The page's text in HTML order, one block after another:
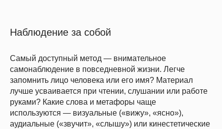
Наблюдение за собой
Самый доступный метод — внимательное
самонаблюдение в повседневной жизни. Легче
запомнить лицо человека или его имя? Материал
лучше усваивается при чтении, слушании или работе
руками? Какие слова и метафоры чаще
используются — визуальные («вижу», «ясно»),
аудиальные («звучит», «слышу») или кинестетические